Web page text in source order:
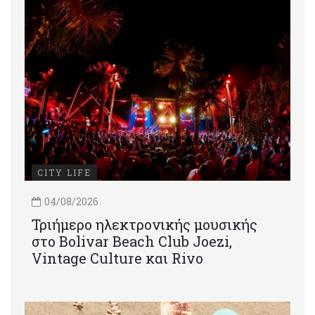
CITY LIFE
04/08/2026
Τριήμερο ηλεκτρονικής μουσικής
στο Bolivar Beach Club Joezi,
Vintage Culture και Rivo